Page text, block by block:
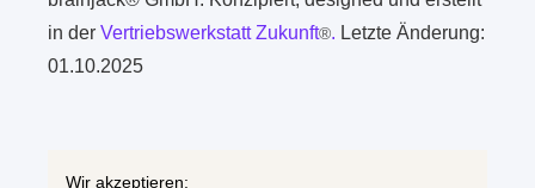
in derVertriebswerkstatt Zukunft®. Letzte Änderung:
01.10.2025
Wir akzeptieren: